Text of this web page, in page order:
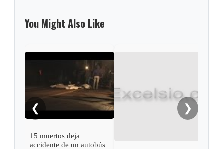
You Might Also Like
❮
15 muertos deja
accidente de un autobús
❯